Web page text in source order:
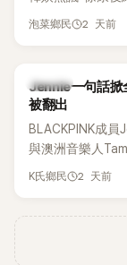
泡菜鄉民 2 天前
K-POP
Jennie一句話
被翻出
BLACKPINK成員
與澳洲音樂人
Remix）〉的幕後
K氏鄉民 2 天前